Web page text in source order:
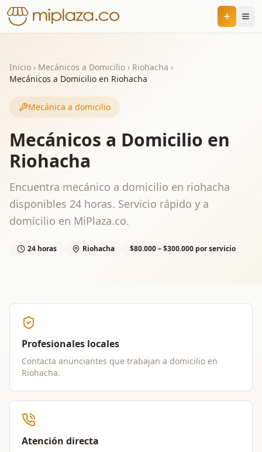
Inicio › Mecánicos a Domicilio › Riohacha ›
Mecánicos a Domicilio en Riohacha
Mecánica a domicilio
Mecánicos a Domicilio en
Riohacha
Encuentra mecánico a domicilio en riohacha
disponibles 24 horas. Servicio rápido y a
domicilio en MiPlaza.co.
24 horas Riohacha $80.000 – $300.000 por servicio
Profesionales locales
Contacta anunciantes que trabajan a domicilio en
Riohacha.
Atención directa